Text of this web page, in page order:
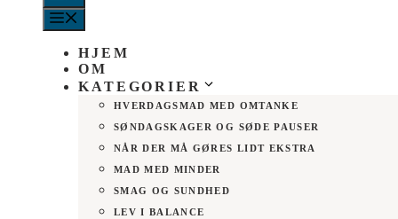
HJEM
OM
KATEGORIER
HVERDAGSMAD MED OMTANKE
SØNDAGSKAGER OG SØDE PAUSER
NÅR DER MÅ GØRES LIDT EKSTRA
MAD MED MINDER
SMAG OG SUNDHED
LEV I BALANCE